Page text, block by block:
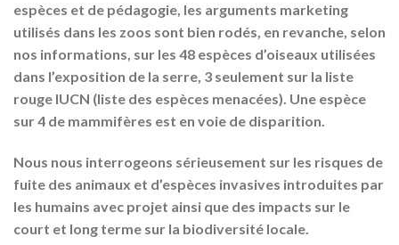
espèces et de pédagogie, les arguments marketing
utilisés dans les zoos sont bien rodés, en revanche, selon
nos informations, sur les 48 espèces d’oiseaux utilisées
dans l’exposition de la serre, 3 seulement sur la liste
rouge IUCN (liste des espèces menacées). Une espèce
sur 4 de mammifères est en voie de disparition.
Nous nous interrogeons sérieusement sur les risques de
fuite des animaux et d’espèces invasives introduites par
les humains avec projet ainsi que des impacts sur le
court et long terme sur la biodiversité locale.